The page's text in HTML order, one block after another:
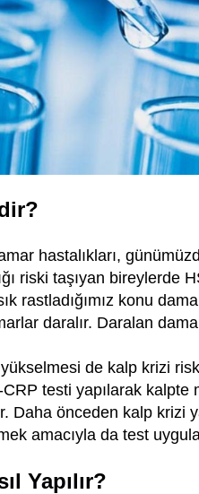
hastalıkları,
riski taşıyan bireylerde
rastladığımız konu
daralır. Daralan
de kalp krizi
testi yapılarak kalpte
Daha önceden kalp krizi
amacıyla da test
Yapılır?